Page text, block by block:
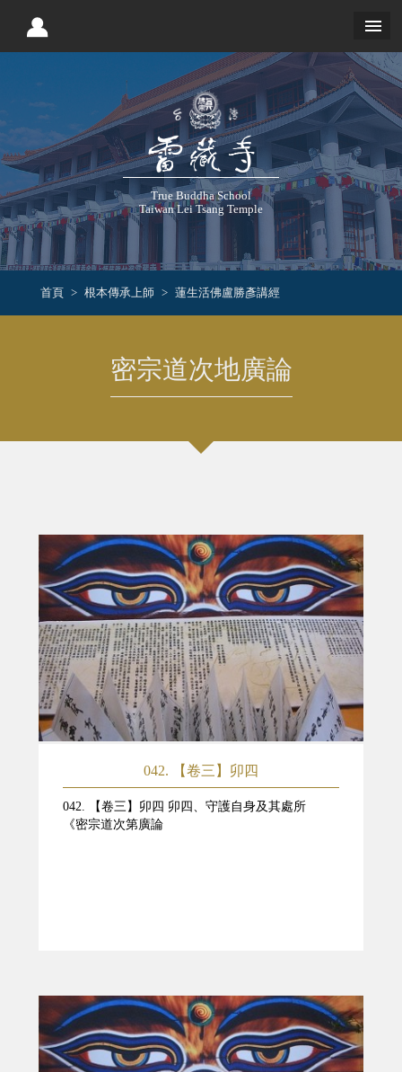
True Buddha School
Taiwan Lei Tsang Temple
首頁 根本傳承上師 蓮生活佛盧勝彥講經
密宗道次地廣論
042. 【卷三】卯四
042. 【卷三】卯四 卯四、守護自身及其處所
《密宗道次第廣論